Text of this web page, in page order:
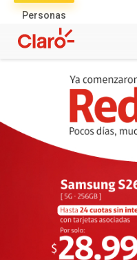
Personas
productos